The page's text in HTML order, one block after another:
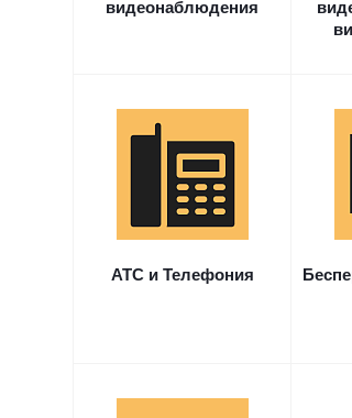
видеонаблюдения
АТС и Телефония